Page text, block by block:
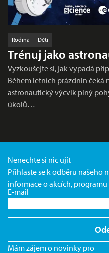
Rodina Děti
Trénuj jako
Vyzkoušejte si, jak vypadá
Během letních prázdnin čeká
astronautický výcvik plný
úkolů…
Nenechte si nic ujít
Přihlaste se k odběru našeho
informace o akcích,
E-mail
Mám zájem o novinky pro